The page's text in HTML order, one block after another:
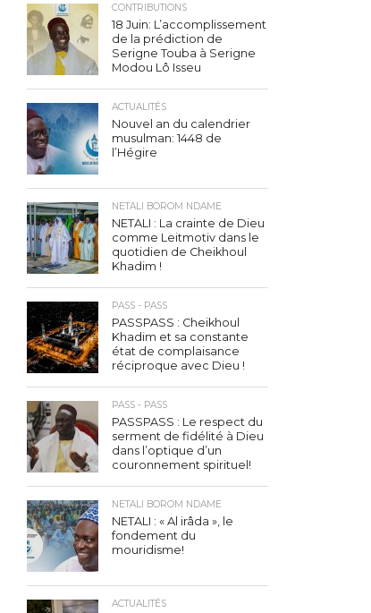
CONTRIBUTIONS
18 Juin: L’accomplissement
de la prédiction de
Serigne Touba à Serigne
Modou Lô Isseu
ACTUALITÉS
Nouvel an du calendrier
musulman: 1448 de
l’Hégire
NETALI BOROM NDAME
NETALI : La crainte de Dieu
comme Leitmotiv dans le
quotidien de Cheikhoul
Khadim !
PASS - PASS
PASSPASS : Cheikhoul
Khadim et sa constante
état de complaisance
réciproque avec Dieu !
PASS - PASS
PASSPASS : Le respect du
serment de fidélité à Dieu
dans l’optique d’un
couronnement spirituel!
NETALI BOROM NDAME
NETALI : « Al irâda », le
fondement du
mouridisme!
ACTUALITÉS